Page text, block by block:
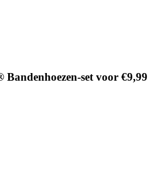
set voor €9,99